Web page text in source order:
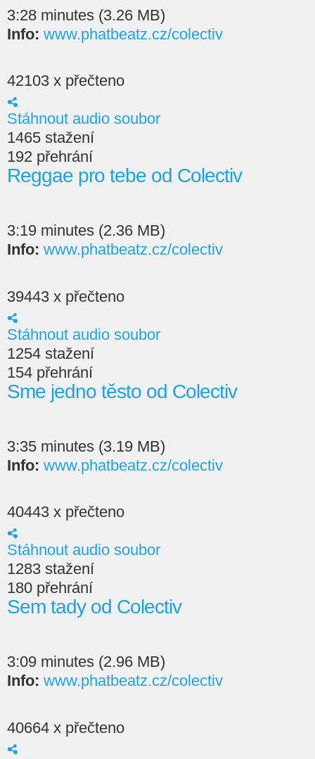
3:28 minutes (3.26 MB)
Info: www.phatbeatz.cz/colectiv
42103 x přečteno
Stáhnout audio soubor
1465 stažení
192 přehrání
Reggae pro tebe od Colectiv
3:19 minutes (2.36 MB)
Info: www.phatbeatz.cz/colectiv
39443 x přečteno
Stáhnout audio soubor
1254 stažení
154 přehrání
Sme jedno těsto od Colectiv
3:35 minutes (3.19 MB)
Info: www.phatbeatz.cz/colectiv
40443 x přečteno
Stáhnout audio soubor
1283 stažení
180 přehrání
Sem tady od Colectiv
3:09 minutes (2.96 MB)
Info: www.phatbeatz.cz/colectiv
40664 x přečteno